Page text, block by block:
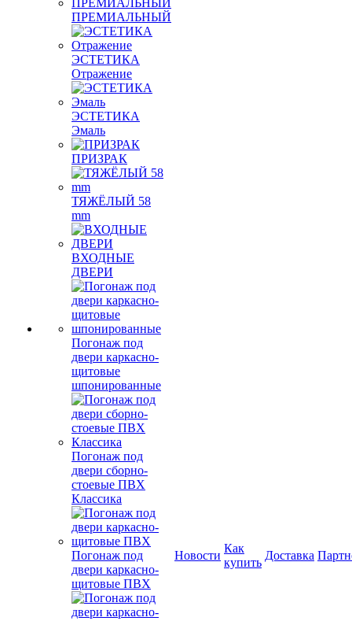
ПРЕМИАЛЬНЫЙ
ЭСТЕТИКА
Отражение
ЭСТЕТИКА
Эмаль
ПРИЗРАК
ТЯЖЁЛЫЙ 58
mm
ВХОДНЫЕ
ДВЕРИ
Погонаж под
двери каркасно-
щитовые
шпонированные
Погонаж под
двери сборно-
стоевые ПВХ
Классика
Погонаж под
двери каркасно-
щитовые ПВХ
Новости
Как
купить
Доставка